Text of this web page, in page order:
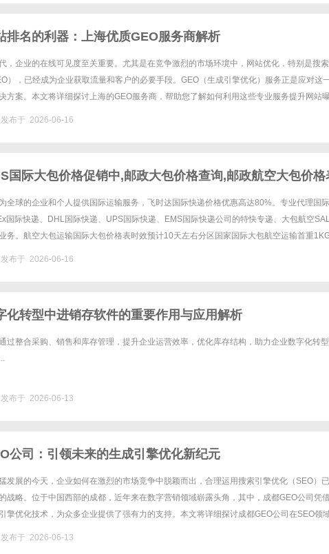
排名的利器：上海优质GEO服务商解析
，企业的在线可见度至关重要。尤其是在竞争激烈的市场环境中，网站优化，特别是搜索
），已经成为企业获取流量和客户的必要手段。GEO（生成引擎优化）服务正是应对这
方案。本文将详细探讨上海的GEO服务商，帮助您了解如何利用这些专业服务提升网站
发布于 2026-06-16
国际大包价格促销中,邮政大包价格查询,邮政航空大包价格
按实际重量计费。重货价格优惠高达30%。
全球的企业和个人提供国际运输服务，飞时达国际快递价格优惠高达80%。专业代理国
国际快递、DHL国际快递、UPS国际快递、EMS国际快递公司的特快专递、大包航空SAL
务。航空大包运输国际大包价格表时效预计10天左右分区国家国际大包航空运输首重
发布于 2026-06-16
化转型中进销存软件的重要作用与应用解析
过整合采购、销售和库存管理，提升企业运营效率，优化库存结构，助力企业数字化转
发布于 2026-06-13
公司：引领未来的生成引擎优化新纪元
发展的今天，企业如何在激烈的市场竞争中脱颖而出，合理运用搜索引擎优化（SEO）
战略。位于中国西部的成都，近年来在数字营销领域崭露头角，其中，成都GEO公司凭
擎优化技术，为众多企业提供了强有力的支持。本文将详细探讨成都GEO公司在SEO领
发布于 2026-06-13